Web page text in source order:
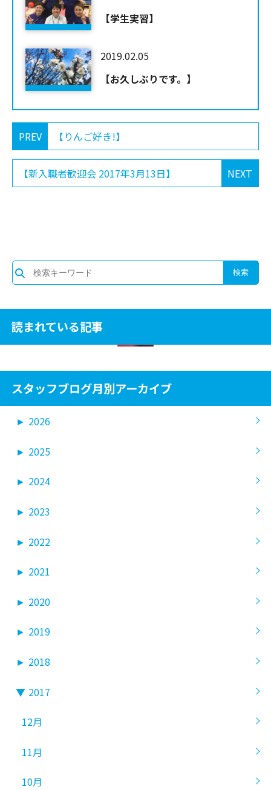
【学生実習】
2019.02.05
【お久しぶりです。】
PREV 【りんご好き!】
NEXT
【新入職者歓迎会 2017年3月13日】
読まれている記事
スタッフブログ月別アーカイブ
► 2026
► 2025
► 2024
► 2023
► 2022
► 2021
► 2020
► 2019
► 2018
▼ 2017
12月
11月
10月